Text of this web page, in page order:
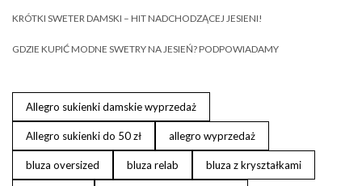
KRÓTKI SWETER DAMSKI – HIT NADCHODZĄCEJ JESIENI!
GDZIE KUPIĆ MODNE SWETRY NA JESIEŃ? PODPOWIADAMY
Allegro sukienki damskie wyprzedaż
Allegro sukienki do 50 zł allegro wyprzedaż
bluza oversized bluza relab bluza z kryształkami